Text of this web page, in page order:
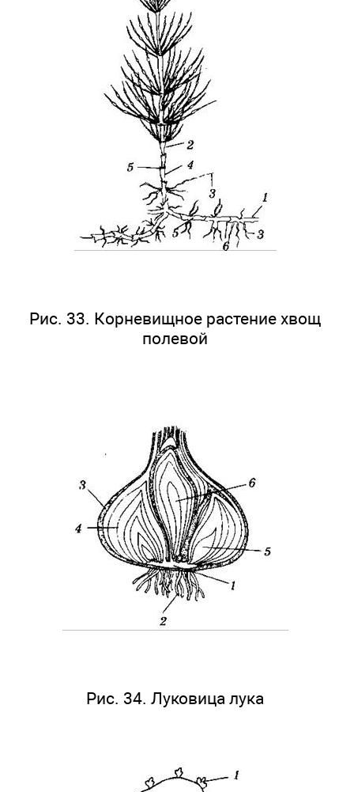
Рис. 33. Корневищное растение хвощ
полевой
Рис. 34. Луковица лука